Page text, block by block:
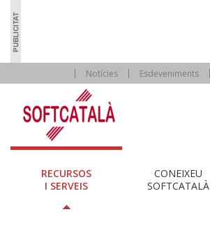
Notícies Esdeveniments
RECURSOS
I SERVEIS
CONEIXEU
SOFTCATALÀ